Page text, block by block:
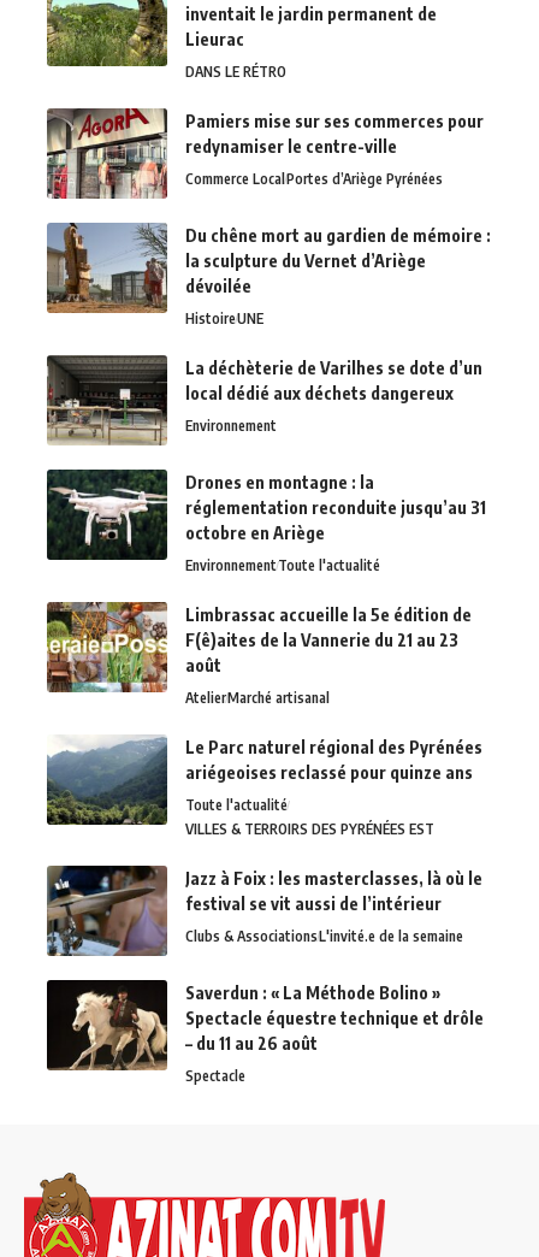
inventait le jardin permanent de
Lieurac
DANS LE RÉTRO
Pamiers mise sur ses commerces pour
redynamiser le centre-ville
Commerce Local Portes d’Ariège Pyrénées
Du chêne mort au gardien de mémoire :
la sculpture du Vernet d’Ariège
dévoilée
HistoireUNE
La déchèterie de Varilhes se dote d’un
local dédié aux déchets dangereux
Environnement
Drones en montagne : la
réglementation reconduite jusqu’au 31
octobre en Ariège
EnvironnementToute l'actualité
Limbrassac accueille la 5e édition de
F(ê)aites de la Vannerie du 21 au 23
août
AtelierMarché artisanal
Le Parc naturel régional des Pyrénées
ariégeoises reclassé pour quinze ans
Toute l'actualité
VILLES & TERROIRS DES PYRÉNÉES EST
Jazz à Foix : les masterclasses, là où le
festival se vit aussi de l’intérieur
Clubs & AssociationsL'invité.e de la semaine
Saverdun : « La Méthode Bolino »
Spectacle équestre technique et drôle
– du 11 au 26 août
Spectacle